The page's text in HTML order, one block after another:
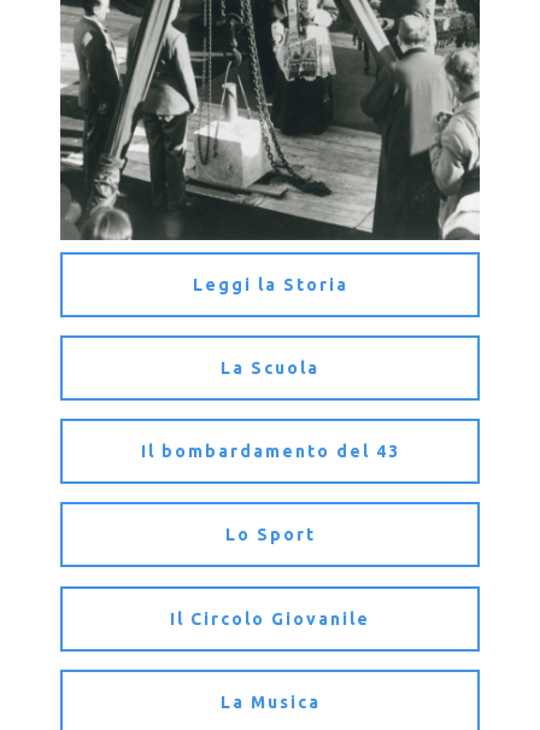
Leggi la Storia
La Scuola
Il bombardamento del 43
Lo Sport
Il Circolo Giovanile
La Musica